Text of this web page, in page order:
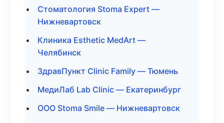
Стоматология Stoma Expert —
Нижневартовск
Клиника Esthetic MedArt —
Челябинск
ЗдравПункт Clinic Family — Тюмень
МедиЛаб Lab Clinic — Екатеринбург
ООО Stoma Smile — Нижневартовск